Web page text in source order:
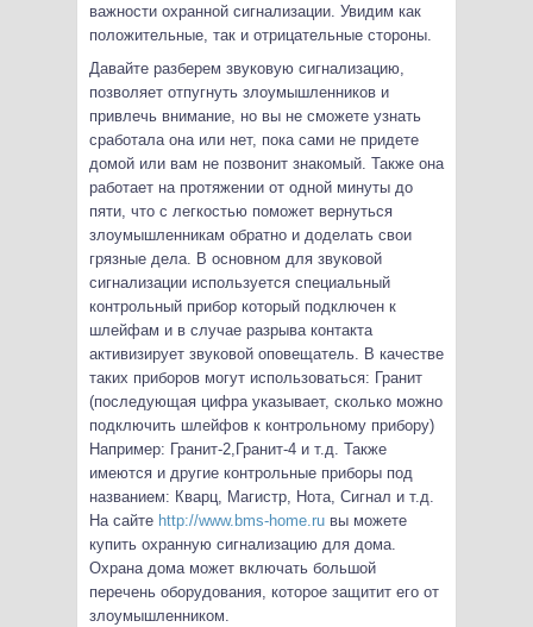
важности охранной сигнализации. Увидим как
положительные, так и отрицательные стороны.
Давайте разберем звуковую сигнализацию,
позволяет отпугнуть злоумышленников и
привлечь внимание, но вы не сможете узнать
сработала она или нет, пока сами не придете
домой или вам не позвонит знакомый. Также она
работает на протяжении от одной минуты до
пяти, что с легкостью поможет вернуться
злоумышленникам обратно и доделать свои
грязные дела. В основном для звуковой
сигнализации используется специальный
контрольный прибор который подключен к
шлейфам и в случае разрыва контакта
активизирует звуковой оповещатель. В качестве
таких приборов могут использоваться: Гранит
(последующая цифра указывает, сколько можно
подключить шлейфов к контрольному прибору)
Например: Гранит-2,Гранит-4 и т.д. Также
имеются и другие контрольные приборы под
названием: Кварц, Магистр, Нота, Сигнал и т.д.
На сайте http://www.bms-home.ru вы можете
купить охранную сигнализацию для дома.
Охрана дома может включать большой
перечень оборудования, которое защитит его от
злоумышленником.